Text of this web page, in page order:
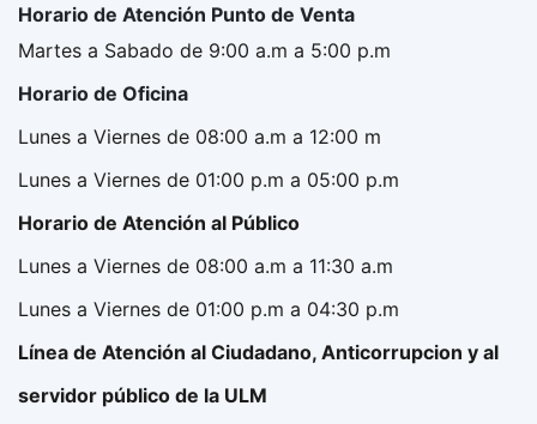
Horario de Atención Punto de Venta
Martes a Sabado de 9:00 a.m a 5:00 p.m
Horario de Oficina
Lunes a Viernes de 08:00 a.m a 12:00 m
Lunes a Viernes de 01:00 p.m a 05:00 p.m
Horario de Atención al Público
Lunes a Viernes de 08:00 a.m a 11:30 a.m
Lunes a Viernes de 01:00 p.m a 04:30 p.m
Línea de Atención al Ciudadano, Anticorrupcion y al
servidor público de la ULM